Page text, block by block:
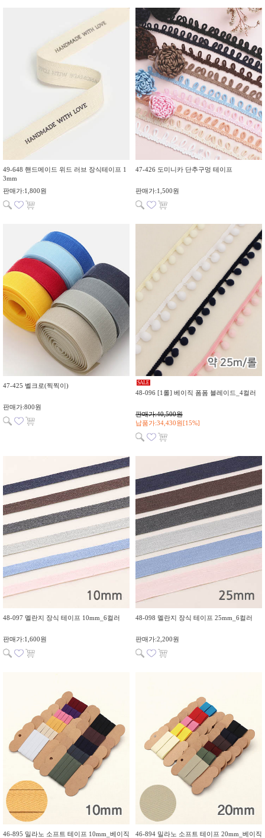
49-648 핸드메이드 위드 러브 장식테이프 1
3mm
판매가:1,800원
47-426 도미니카 단추구멍 테이프
판매가:1,500원
47-425 벨크로(찍찍이)
판매가:800원
SALE
48-096 [1롤] 베이직 폼폼 블레이드_4컬러
판매가:40,500원
납품가:34,430원[15%]
48-097 멜란지 장식 테이프 10mm_6컬러
판매가:1,600원
48-098 멜란지 장식 테이프 25mm_6컬러
판매가:2,200원
46-895 밀라노 소프트 테이프 10mm_베이직
46-894 밀라노 소프트 테이프 20mm_베이직